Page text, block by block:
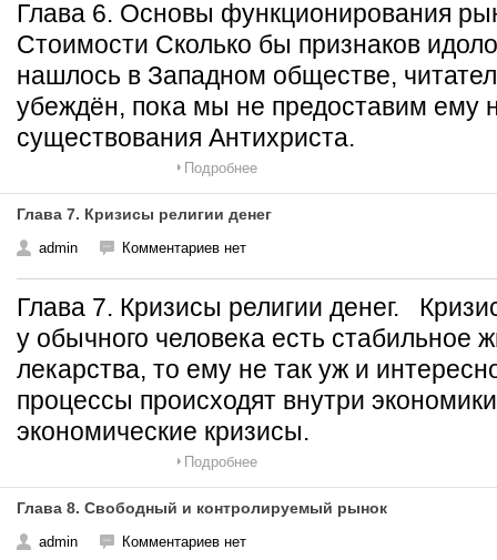
Глава 6. Основы функционирования
Стоимости Сколько бы признаков
нашлось в Западном обществе,
убеждён, пока мы не предоставим ему
существования Антихриста.
Подробнее
Глава 7. Кризисы религии денег
admin Комментариев нет
Глава 7. Кризисы религии денег.
у обычного человека есть стабильное
лекарства, то ему не так уж и
процессы происходят внутри
экономические кризисы.
Подробнее
Глава 8. Свободный и контролируемый рынок
admin Комментариев нет